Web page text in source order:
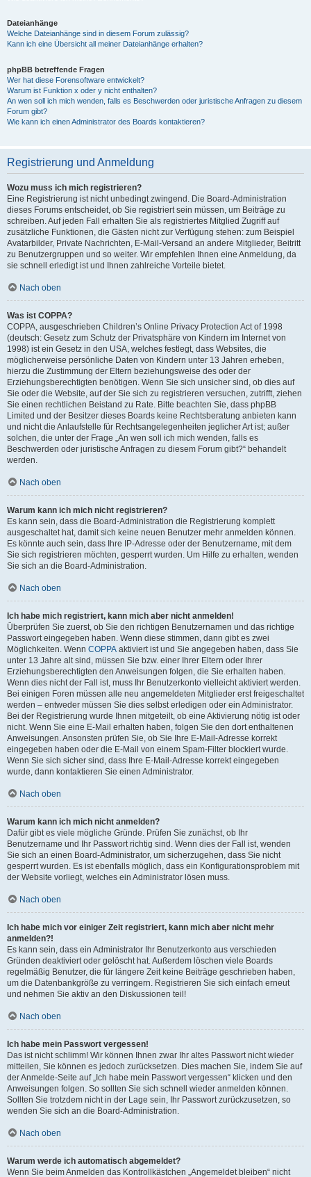
Dateianhänge
Welche Dateianhänge sind in diesem Forum zulässig?
Kann ich eine Übersicht all meiner Dateianhänge erhalten?
phpBB betreffende Fragen
Wer hat diese Forensoftware entwickelt?
Warum ist Funktion x oder y nicht enthalten?
An wen soll ich mich wenden, falls es Beschwerden oder juristische Anfragen zu diesem
Forum gibt?
Wie kann ich einen Administrator des Boards kontaktieren?
Registrierung und Anmeldung
Wozu muss ich mich registrieren?
Eine Registrierung ist nicht unbedingt zwingend. Die Board-Administration
dieses Forums entscheidet, ob Sie registriert sein müssen, um Beiträge zu
schreiben. Auf jeden Fall erhalten Sie als registriertes Mitglied Zugriff auf
zusätzliche Funktionen, die Gästen nicht zur Verfügung stehen: zum Beispiel
Avatarbilder, Private Nachrichten, E-Mail-Versand an andere Mitglieder, Beitritt
zu Benutzergruppen und so weiter. Wir empfehlen Ihnen eine Anmeldung, da
sie schnell erledigt ist und Ihnen zahlreiche Vorteile bietet.
Nach oben
Was ist COPPA?
COPPA, ausgeschrieben Children’s Online Privacy Protection Act of 1998
(deutsch: Gesetz zum Schutz der Privatsphäre von Kindern im Internet von
1998) ist ein Gesetz in den USA, welches festlegt, dass Websites, die
möglicherweise persönliche Daten von Kindern unter 13 Jahren erheben,
hierzu die Zustimmung der Eltern beziehungsweise des oder der
Erziehungsberechtigten benötigen. Wenn Sie sich unsicher sind, ob dies auf
Sie oder die Website, auf der Sie sich zu registrieren versuchen, zutrifft, ziehen
Sie einen rechtlichen Beistand zu Rate. Bitte beachten Sie, dass phpBB
Limited und der Besitzer dieses Boards keine Rechtsberatung anbieten kann
und nicht die Anlaufstelle für Rechtsangelegenheiten jeglicher Art ist; außer
solchen, die unter der Frage „An wen soll ich mich wenden, falls es
Beschwerden oder juristische Anfragen zu diesem Forum gibt?“ behandelt
werden.
Nach oben
Warum kann ich mich nicht registrieren?
Es kann sein, dass die Board-Administration die Registrierung komplett
ausgeschaltet hat, damit sich keine neuen Benutzer mehr anmelden können.
Es könnte auch sein, dass Ihre IP-Adresse oder der Benutzername, mit dem
Sie sich registrieren möchten, gesperrt wurden. Um Hilfe zu erhalten, wenden
Sie sich an die Board-Administration.
Nach oben
Ich habe mich registriert, kann mich aber nicht anmelden!
Überprüfen Sie zuerst, ob Sie den richtigen Benutzernamen und das richtige
Passwort eingegeben haben. Wenn diese stimmen, dann gibt es zwei
Möglichkeiten. Wenn COPPA aktiviert ist und Sie angegeben haben, dass Sie
unter 13 Jahre alt sind, müssen Sie bzw. einer Ihrer Eltern oder Ihrer
Erziehungsberechtigten den Anweisungen folgen, die Sie erhalten haben.
Wenn dies nicht der Fall ist, muss Ihr Benutzerkonto vielleicht aktiviert werden.
Bei einigen Foren müssen alle neu angemeldeten Mitglieder erst freigeschaltet
werden – entweder müssen Sie dies selbst erledigen oder ein Administrator.
Bei der Registrierung wurde Ihnen mitgeteilt, ob eine Aktivierung nötig ist oder
nicht. Wenn Sie eine E-Mail erhalten haben, folgen Sie den dort enthaltenen
Anweisungen. Ansonsten prüfen Sie, ob Sie Ihre E-Mail-Adresse korrekt
eingegeben haben oder die E-Mail von einem Spam-Filter blockiert wurde.
Wenn Sie sich sicher sind, dass Ihre E-Mail-Adresse korrekt eingegeben
wurde, dann kontaktieren Sie einen Administrator.
Nach oben
Warum kann ich mich nicht anmelden?
Dafür gibt es viele mögliche Gründe. Prüfen Sie zunächst, ob Ihr
Benutzername und Ihr Passwort richtig sind. Wenn dies der Fall ist, wenden
Sie sich an einen Board-Administrator, um sicherzugehen, dass Sie nicht
gesperrt wurden. Es ist ebenfalls möglich, dass ein Konfigurationsproblem mit
der Website vorliegt, welches ein Administrator lösen muss.
Nach oben
Ich habe mich vor einiger Zeit registriert, kann mich aber nicht mehr
anmelden?!
Es kann sein, dass ein Administrator Ihr Benutzerkonto aus verschieden
Gründen deaktiviert oder gelöscht hat. Außerdem löschen viele Boards
regelmäßig Benutzer, die für längere Zeit keine Beiträge geschrieben haben,
um die Datenbankgröße zu verringern. Registrieren Sie sich einfach erneut
und nehmen Sie aktiv an den Diskussionen teil!
Nach oben
Ich habe mein Passwort vergessen!
Das ist nicht schlimm! Wir können Ihnen zwar Ihr altes Passwort nicht wieder
mitteilen, Sie können es jedoch zurücksetzen. Dies machen Sie, indem Sie auf
der Anmelde-Seite auf „Ich habe mein Passwort vergessen“ klicken und den
Anweisungen folgen. So sollten Sie sich schnell wieder anmelden können.
Sollten Sie trotzdem nicht in der Lage sein, Ihr Passwort zurückzusetzen, so
wenden Sie sich an die Board-Administration.
Nach oben
Warum werde ich automatisch abgemeldet?
Wenn Sie beim Anmelden das Kontrollkästchen „Angemeldet bleiben“ nicht